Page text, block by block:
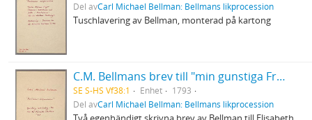
Del avCarl Michael Bellman: Bellmans likprocession
Tuschlavering av Bellman, monterad på kartong
C.M. Bellmans brev till "min gunstiga Fru"
SE S-HS Vf38:1 Enhet
1793
Del avCarl Michael Bellman: Bellmans likprocession